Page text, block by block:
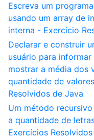
Escreva um
usando um array de
interna - Exercício
Declarar e construir
usuário para
mostrar a média dos
quantidade de
Resolvidos de Java
Um método
a quantidade de
Exercícios